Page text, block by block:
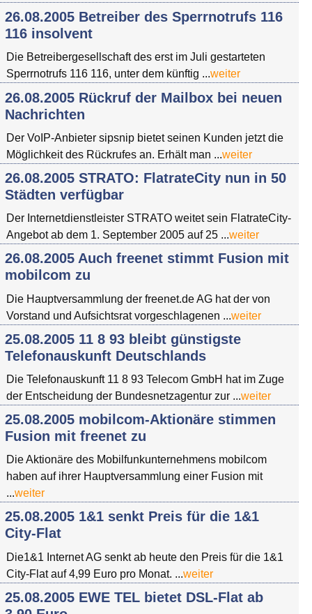
26.08.2005 Betreiber des Sperrnotrufs 116
116 insolvent
Die Betreibergesellschaft des erst im Juli gestarteten
Sperrnotrufs 116 116, unter dem künftig ...weiter
26.08.2005 Rückruf der Mailbox bei neuen
Nachrichten
Der VoIP-Anbieter sipsnip bietet seinen Kunden jetzt die
Möglichkeit des Rückrufes an. Erhält man ...weiter
26.08.2005 STRATO: FlatrateCity nun in 50
Städten verfügbar
Der Internetdienstleister STRATO weitet sein FlatrateCity-
Angebot ab dem 1. September 2005 auf 25 ...weiter
26.08.2005 Auch freenet stimmt Fusion mit
mobilcom zu
Die Hauptversammlung der freenet.de AG hat der von
Vorstand und Aufsichtsrat vorgeschlagenen ...weiter
25.08.2005 11 8 93 bleibt günstigste
Telefonauskunft Deutschlands
Die Telefonauskunft 11 8 93 Telecom GmbH hat im Zuge
der Entscheidung der Bundesnetzagentur zur ...weiter
25.08.2005 mobilcom-Aktionäre stimmen
Fusion mit freenet zu
Die Aktionäre des Mobilfunkunternehmens mobilcom
haben auf ihrer Hauptversammlung einer Fusion mit
...weiter
25.08.2005 1&1 senkt Preis für die 1&1
City-Flat
Die1&1 Internet AG senkt ab heute den Preis für die 1&1
City-Flat auf 4,99 Euro pro Monat. ...weiter
25.08.2005 EWE TEL bietet DSL-Flat ab